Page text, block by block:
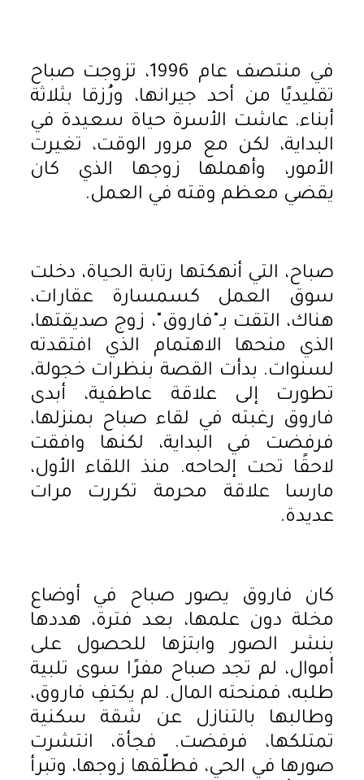
في منتصف عام 1996، تزوجت صباح
تقليديًا من أحد جيرانها، ورُزقا بثلاثة
أبناء. عاشت الأسرة حياة سعيدة في
البداية، لكن مع مرور الوقت، تغيرت
الأمور، وأهملها زوجها الذي كان
يقضي معظم وقته في العمل.
صباح، التي أنهكتها رتابة الحياة، دخلت
سوق العمل كسمسارة عقارات،
هناك، التقت بـ"فاروق"، زوج صديقتها،
الذي منحها الاهتمام الذي افتقدته
لسنوات. بدأت القصة بنظرات خجولة،
تطورت إلى علاقة عاطفية، أبدى
فاروق رغبته في لقاء صباح بمنزلها،
فرفضت في البداية، لكنها وافقت
لاحقًا تحت إلحاحه. منذ اللقاء الأول،
مارسا علاقة محرمة تكررت مرات
عديدة.
كان فاروق يصور صباح في أوضاع
مخلة دون علمها، بعد فترة، هددها
بنشر الصور وابتزها للحصول على
أموال، لم تجد صباح مفرًا سوى تلبية
طلبه، فمنحته المال. لم يكتفِ فاروق،
وطالبها بالتنازل عن شقة سكنية
تمتلكها، فرفضت. فجأة، انتشرت
صورها في الحي، فطلّقها زوجها، وتبرأ